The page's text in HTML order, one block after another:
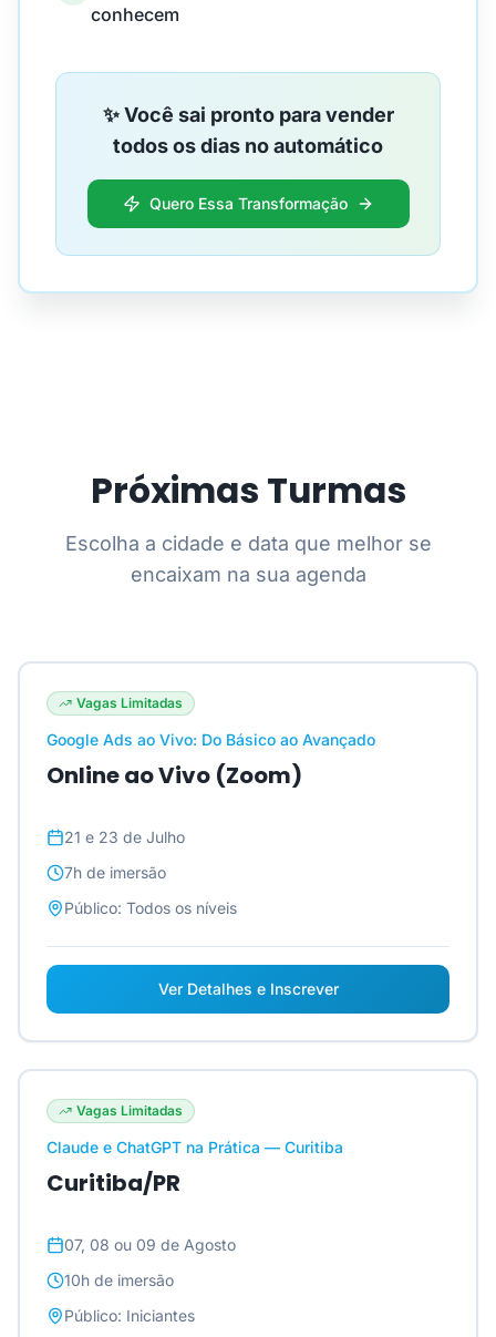
conhecem
✨ Você sai pronto para vender
todos os dias no automático
Quero Essa Transformação
Próximas Turmas
Escolha a cidade e data que melhor se
encaixam na sua agenda
Vagas Limitadas
Google Ads ao Vivo: Do Básico ao Avançado
Online ao Vivo (Zoom)
21 e 23 de Julho
7h de imersão
Público: Todos os níveis
Ver Detalhes e Inscrever
Vagas Limitadas
Claude e ChatGPT na Prática — Curitiba
Curitiba/PR
07, 08 ou 09 de Agosto
10h de imersão
Público: Iniciantes